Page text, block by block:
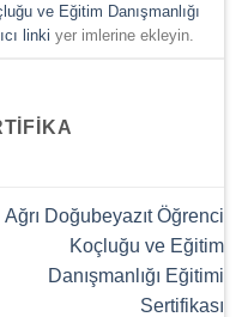
ve Eğitim Danışmanlığı
linki yer imlerine ekleyin.
Ağrı Doğubeyazıt Öğrenci
Koçluğu ve Eğitim
Danışmanlığı Eğitimi
Sertifikası